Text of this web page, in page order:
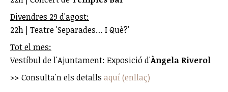
Divendres 29 d'agost:
22h | Teatre 'Separades… I Què?'
Tot el mes:
Vestíbul de l'Ajuntament: Exposició d'Àngela Riverol
>> Consulta'n els detalls aquí (enllaç)